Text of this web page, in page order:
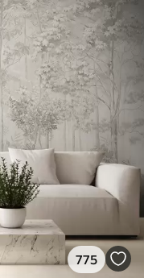
775